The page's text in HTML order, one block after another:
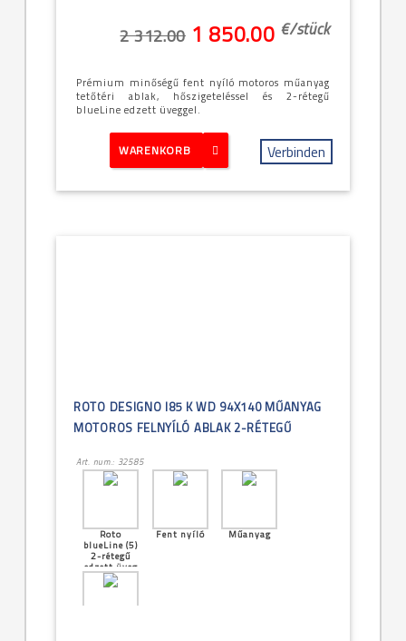
2 312.00 1 850.00 €/stück
Prémium minőségű fent nyíló motoros műanyag
tetőtéri ablak, hőszigeteléssel és 2-rétegű
blueLine edzett üveggel.
WARENKORB Verbinden
ROTO DESIGNO I85 K WD 94X140 MŰANYAG
MOTOROS FELNYÍLÓ ABLAK 2-RÉTEGŰ
Art. num.: 32585
Roto
blueLine (5)
2-rétegű
edzett üveg
Fent nyíló Műanyag